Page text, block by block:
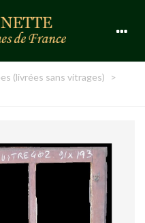
(livrées sans vitrages)
>